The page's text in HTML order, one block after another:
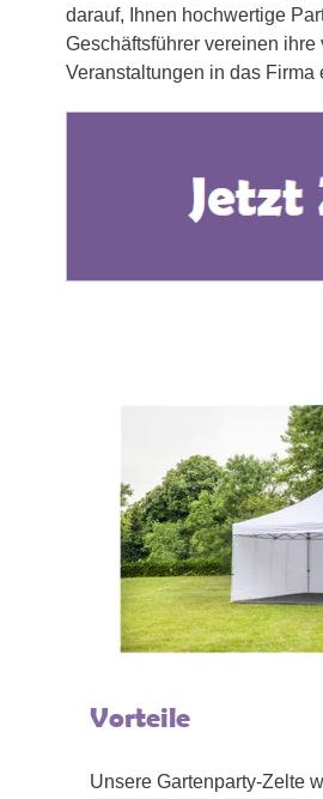
darauf, Ihnen hochwertige
Geschäftsführer vereinen
Veranstaltungen in das Firma
Vorteile
Unsere Gartenparty-Zelte